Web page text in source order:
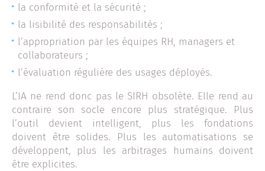
la conformité et la sécurité ;
la lisibilité des responsabilités ;
l’appropriation par les équipes RH, managers et
collaborateurs ;
l’évaluation régulière des usages déployés.
L’IA ne rend donc pas le SIRH obsolète. Elle rend au
contraire son socle encore plus stratégique. Plus
l’outil devient intelligent, plus les fondations
doivent être solides. Plus les automatisations se
développent, plus les arbitrages humains doivent
être explicites.